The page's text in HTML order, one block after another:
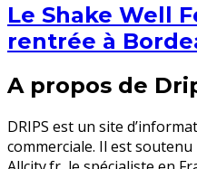
Le Shake Well
rentrée à
A propos de
DRIPS est un site
commerciale. Il est